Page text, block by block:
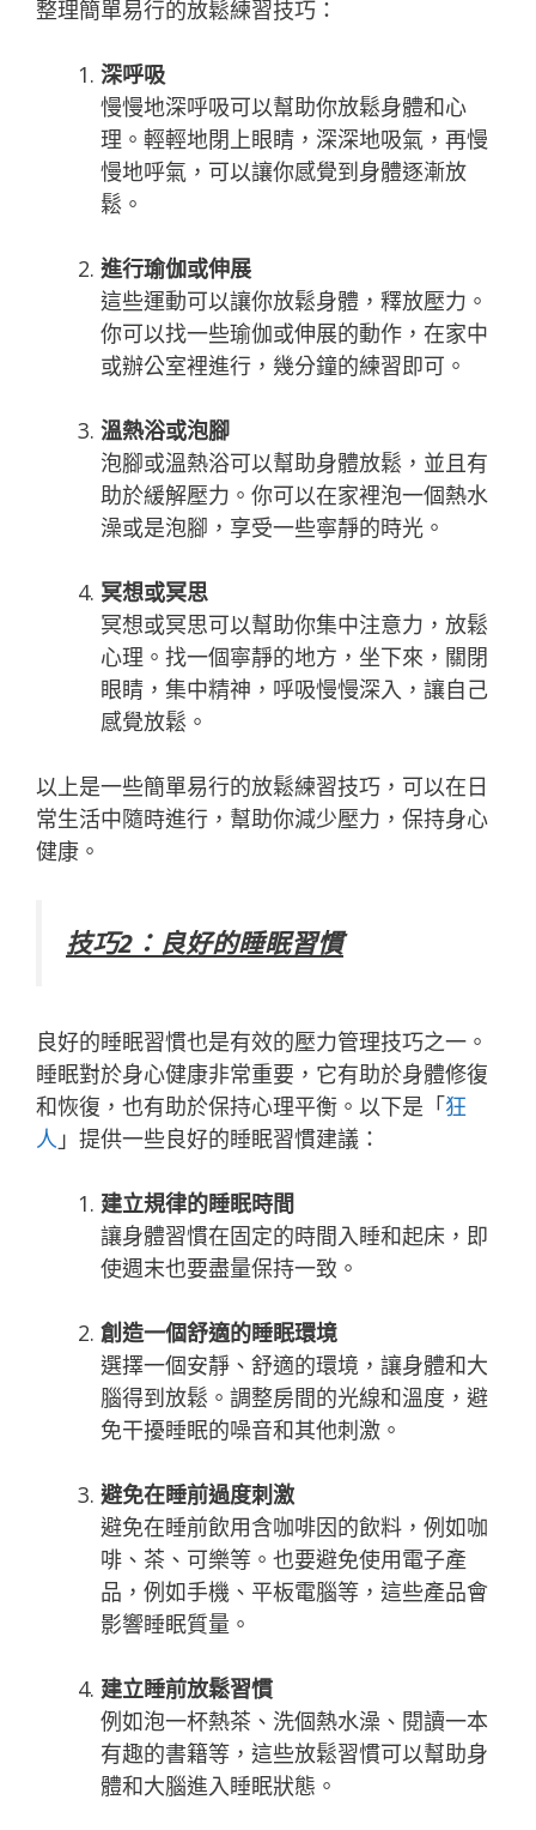
整理簡單易行的放鬆練習技巧：
深呼吸
慢慢地深呼吸可以幫助你放鬆身體和心
理。輕輕地閉上眼睛，深深地吸氣，再慢
慢地呼氣，可以讓你感覺到身體逐漸放
鬆。
進行瑜伽或伸展
這些運動可以讓你放鬆身體，釋放壓力。
你可以找一些瑜伽或伸展的動作，在家中
或辦公室裡進行，幾分鐘的練習即可。
溫熱浴或泡腳
泡腳或溫熱浴可以幫助身體放鬆，並且有
助於緩解壓力。你可以在家裡泡一個熱水
澡或是泡腳，享受一些寧靜的時光。
冥想或冥思
冥想或冥思可以幫助你集中注意力，放鬆
心理。找一個寧靜的地方，坐下來，關閉
眼睛，集中精神，呼吸慢慢深入，讓自己
感覺放鬆。
以上是一些簡單易行的放鬆練習技巧，可以在日
常生活中隨時進行，幫助你減少壓力，保持身心
健康。
技巧2：良好的睡眠習慣
良好的睡眠習慣也是有效的壓力管理技巧之一。
睡眠對於身心健康非常重要，它有助於身體修復
和恢復，也有助於保持心理平衡。以下是「狂
人 」提供一些良好的睡眠習慣建議：
建立規律的睡眠時間
讓身體習慣在固定的時間入睡和起床，即
使週末也要盡量保持一致。
創造一個舒適的睡眠環境
選擇一個安靜、舒適的環境，讓身體和大
腦得到放鬆。調整房間的光線和溫度，避
免干擾睡眠的噪音和其他刺激。
避免在睡前過度刺激
避免在睡前飲用含咖啡因的飲料，例如咖
啡、茶、可樂等。也要避免使用電子產
品，例如手機、平板電腦等，這些產品會
影響睡眠質量。
建立睡前放鬆習慣
例如泡一杯熱茶、洗個熱水澡、閱讀一本
有趣的書籍等，這些放鬆習慣可以幫助身
體和大腦進入睡眠狀態。